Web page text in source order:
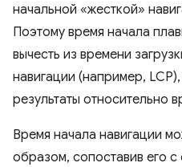
начальной «жесткой»
Поэтому время начала
вычесть из времени
навигации (например,
результаты относительно
Время начала навигации
образом, сопоставив его